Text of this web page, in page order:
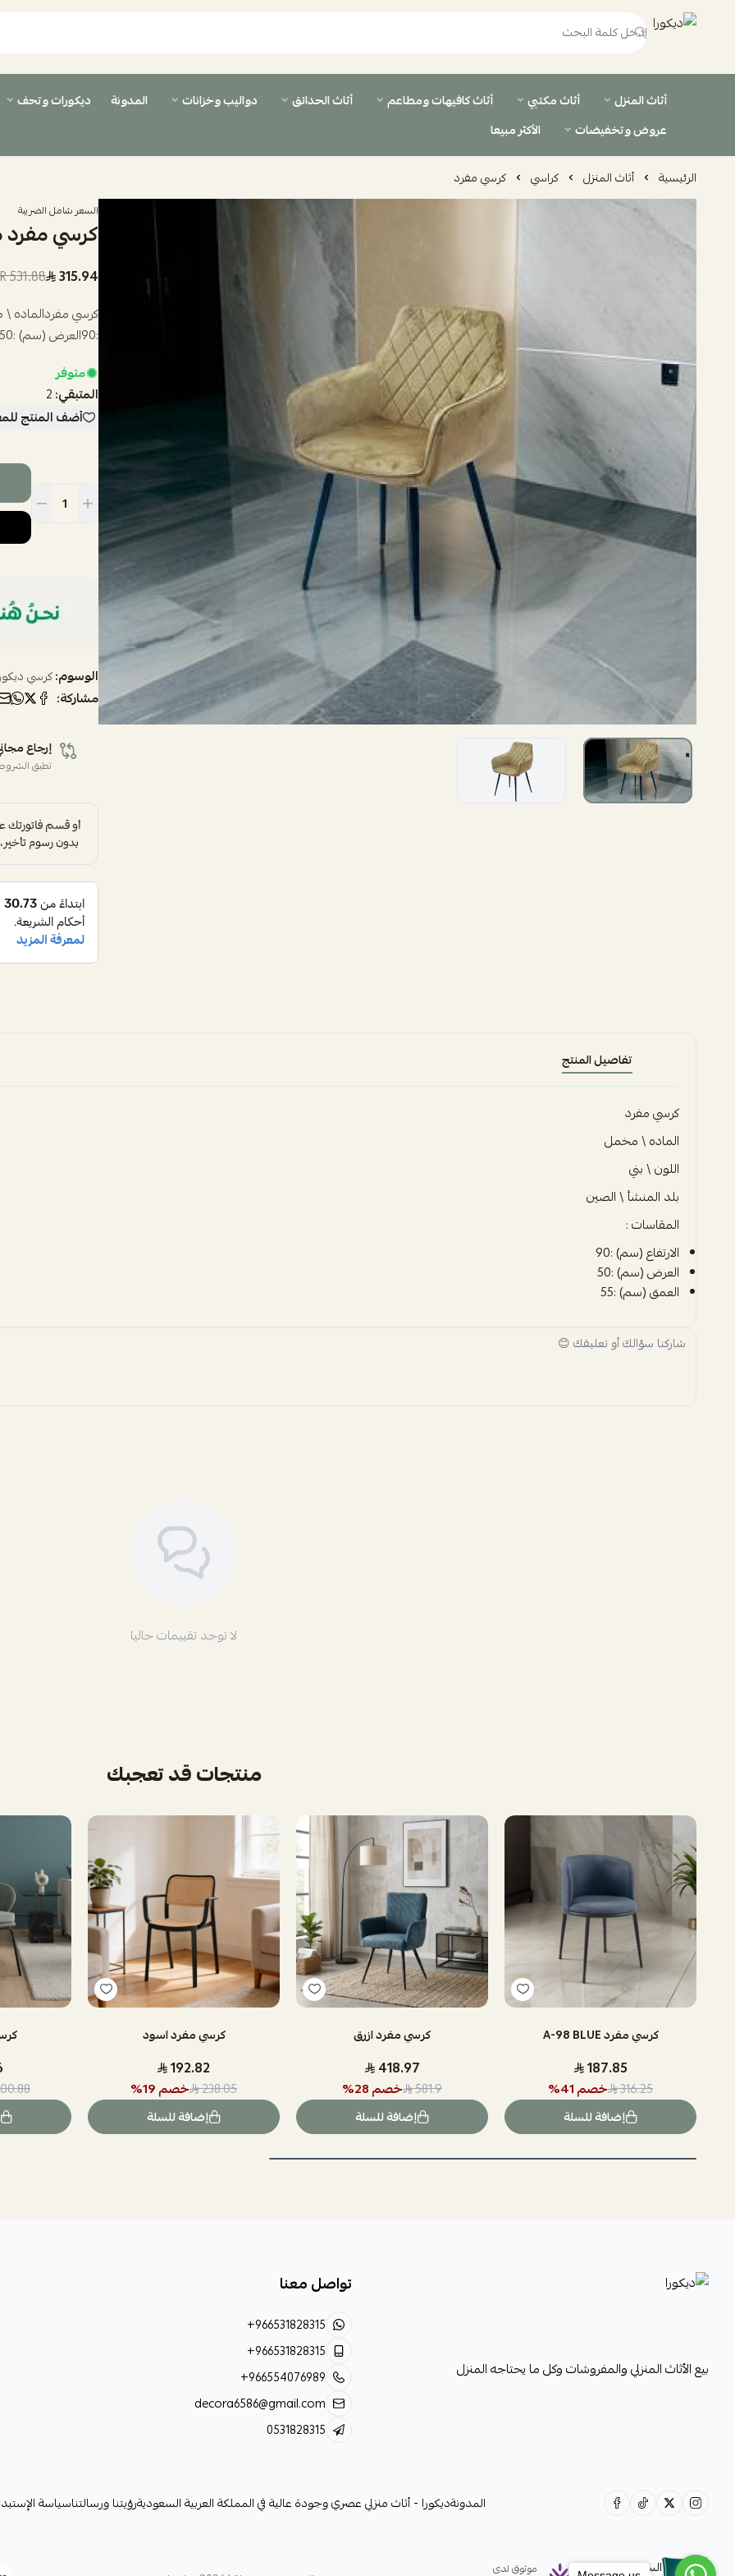
أثاث المنزل أثاث مكتبي أثاث كافيهات ومطاعم أثاث الحدائق دواليب وخزانات المدونة ديكورات وتحف
عروض وتخفيضات
الأكثر مبيعا
الرئيسية أثاث المنزل كراسي كرسي مفرد
السعر شامل الضريبة
كرسي مفرد
315.94
531.88 SAR
كرسي مفردالماده \
:90العرض (سم) :50العمق (سم) :55...
متوفر
المتبقي:2
أضف المنتج
الوسوم:كرسي
مشاركة:
إرجاع
تطبق
تفاصيل المنتج
كرسي مفرد
الماده \ مخمل
اللون \ بني
بلد المنشأ \ الصين
المقاسات :
الارتفاع (سم) :90
العرض (سم) :50
العمق (سم) :55
لا توجد تقييمات حاليا
منتجات قد تعجبك
كرسي مفرد A-98 BLUE
187.85
316.25 خصم41
%
إضافة للسلة
كرسي مفرد ازرق
418.97
581.9 خصم28
%
إضافة للسلة
كرسي مفرد اسود
192.82
238.05 خصم19
%
إضافة للسلة
ديكورا
بيع الأثاث المنزلي والمفروشات وكل ما يحتاجه المنزل
تواصل معنا
+966531828315
+966531828315
+966554076989
decora6586@gmail.com
0531828315
المدونةديكورا - أثاث منزلي عصري وجودة عالية في المملكة العربية السعوديةرؤيتنا ورسالتناسياسة
السجل التجاري موثوق لدى